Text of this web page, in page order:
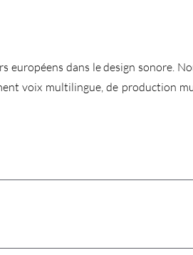
européens dans le design sonore.
voix multilingue, de production